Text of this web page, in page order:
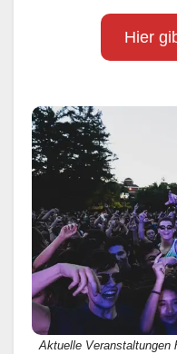
Hier
Aktuelle Veranstaltungen